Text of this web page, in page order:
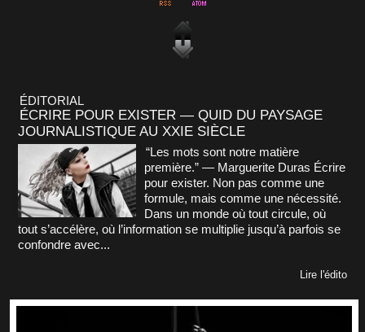
ÉDITORIAL
ÉCRIRE POUR EXISTER — QUID DU PAYSAGE
JOURNALISTIQUE AU XXIE SIÈCLE
“Les mots sont notre matière
première.” — Marguerite Duras Écrire
pour exister. Non pas comme une
formule, mais comme une nécessité.
Dans un monde où tout circule, où
tout s’accélère, où l’information se multiplie jusqu’à parfois se
confondre avec...
Lire l'édito